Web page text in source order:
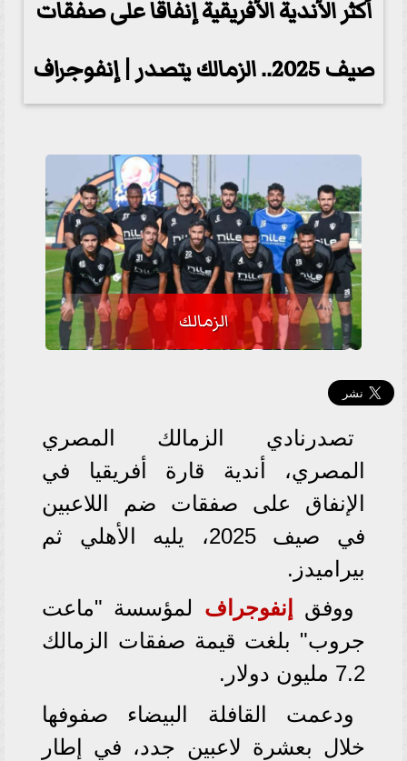
أكثر الأندية الأفريقية إنفاقا على صفقات
صيف 2025.. الزمالك يتصدر | إنفوجراف
الزمالك
تصدرنادي الزمالك المصري
المصري، أندية قارة أفريقيا في
الإنفاق على صفقات ضم اللاعبين
في صيف 2025، يليه الأهلي ثم
بيراميدز.
ووفق إنفوجراف لمؤسسة "ماعت
جروب" بلغت قيمة صفقات الزمالك
7.2 مليون دولار.
ودعمت القافلة البيضاء صفوفها
خلال بعشرة لاعبين جدد، في إطار